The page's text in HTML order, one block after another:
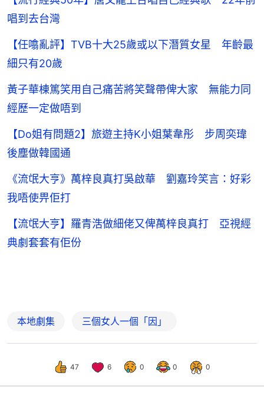
唱到去台灣
【任噏亂評】TVB十大25歲或以下潛質女星 年齡最
細只有20歲
黃子華棟篤笑用自己痛苦將笑聲帶俾大家 無能力同
經歷一定做唔到
【Do姐有問題2】旅遊主持K小姐葉韋彤 步周奕瑋
後塵做韓國通
《流氓大亨》萬梓良真打吳啟華 劉嘉玲笑言：好彩
我唔使畀佢打
【流氓大亨】羅青浩做細佬又俾萬梓良真打 亞視經
典劇套套有佢份
本地劇集 三個女人一個「因」
47 6 0 0 0